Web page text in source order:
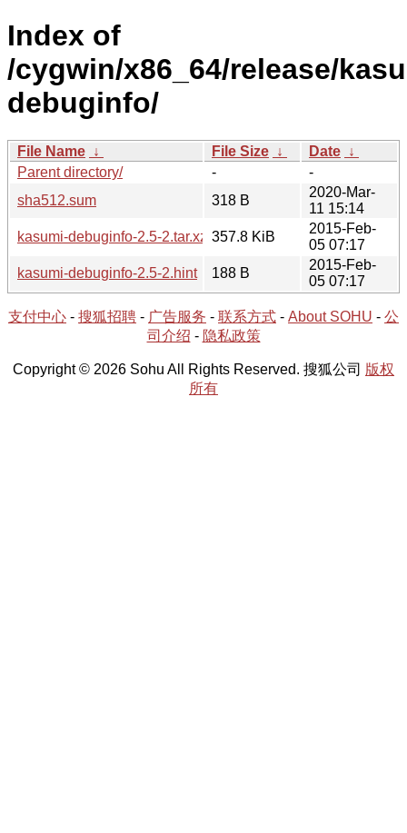
Index of
/cygwin/x86_64/release/
debuginfo/
File Name ↓ File Size ↓ Date ↓
Parent directory/
-
-
sha512.sum
318 B
2020-Mar-
11 15:14
kasumi-debuginfo-2.5-2.tar.xz 357.8 KiB
2015-Feb-
05 07:17
kasumi-debuginfo-2.5-2.hint
188 B
2015-Feb-
05 07:17
支付中心 - 搜狐招聘 - 广告服务 - 联系方式 - About SOHU - 公
司介绍 - 隐私政策
Copyright © 2026 Sohu All Rights Reserved. 搜狐公司 版权
所有